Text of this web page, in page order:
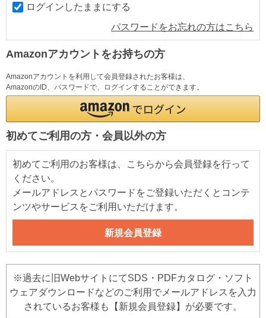
ログインしたままにする
パスワードをお忘れの方はこちら
Amazonアカウントをお持ちの方
Amazonアカウントを利用して会員登録されたお客様は、
AmazonのID、パスワードで、ログインすることができます。
初めてご利用の方・会員以外の方
初めてご利用のお客様は、こちらから会員登録を行って
ください。
メールアドレスとパスワードをご登録いただくとコンテ
ンツやサービスをご利用いただけます。
※過去に旧WebサイトにてSDS・PDFカタログ・ソフト
ウェアダウンロードなどのご利用でメールアドレスを入力
されているお客様も【新規会員登録】が必要です。